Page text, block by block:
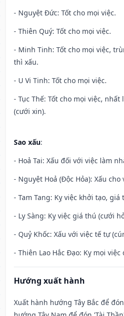
- Nguyệt Đức: Tốt cho mọi việc.
- Thiên Quý: Tốt cho mọi việc.
- Minh Tinh: Tốt cho mọi việc,
thì xấu.
- U Vi Tinh: Tốt cho mọi việc.
- Tục Thế: Tốt cho mọi việc,
(cưới xin).
Sao xấu:
- Hoả Tai: Xấu đối với việc làm
- Nguyệt Hoả (Độc Hỏa): Xấu
- Tam Tang: Kỵ việc khởi tạo, giá
- Ly Sàng: Kỵ việc giá thú (cưới
- Quỷ Khốc: Xấu với việc tế tự
- Thiên Lao Hắc Đạo: Kỵ mọi việc
Hướng xuất hành
Xuất hành hướng Tây Bắc để